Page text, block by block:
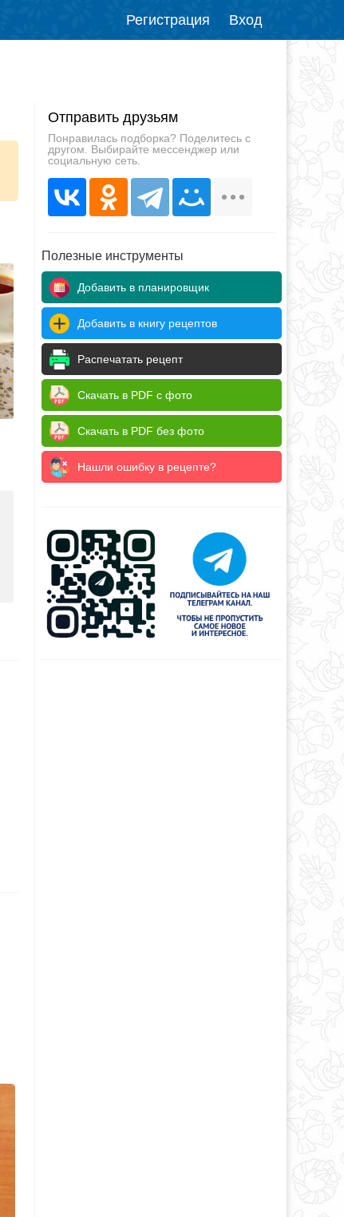
Регистрация Вход
Отправить друзьям
Понравилась подборка? Поделитесь с
другом. Выбирайте мессенджер или
социальную сеть.
Полезные инструменты
Добавить в планировщик
Добавить в книгу рецептов
Распечатать рецепт
Скачать в PDF с фото
Скачать в PDF без фото
Нашли ошибку в рецепте?